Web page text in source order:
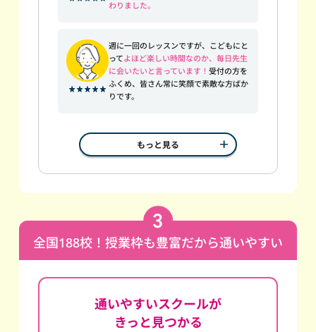
わりました。
週に一回のレッスンですが、こどもにと
ってよほど楽しい時間なのか、毎日先生
に会いたいと言っています！ 受付の方を
ふくめ、皆さん常に笑顔で素敵な方ばか
りです。
もっと見る
全国188校！授業枠も豊富だから通いやすい
通いやすいスクールが
きっと見つかる